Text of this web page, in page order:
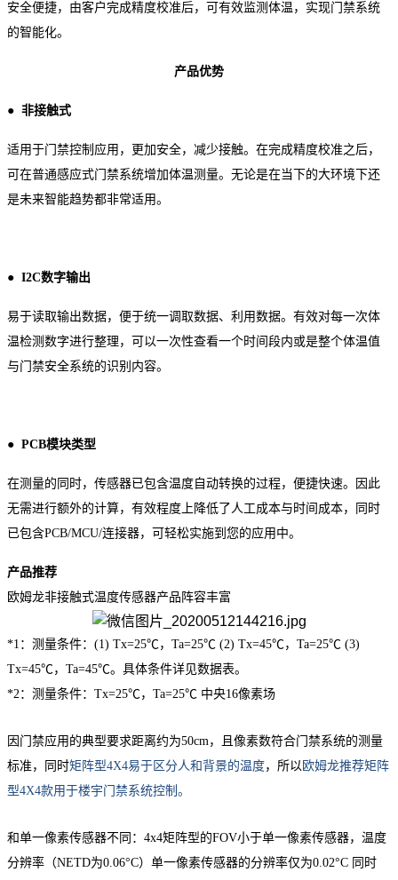
安全便捷，由客户完成精度校准后，可有效监测体温，实现门禁系统
的智能化。
产品优势
● 非接触式
适用于门禁控制应用，更加安全，减少接触。在完成精度校准之后，
可在普通感应式门禁系统增加体温测量。无论是在当下的大环境下还
是未来智能趋势都非常适用。
● I2C数字输出
易于读取输出数据，便于统一调取数据、利用数据。有效对每一次体
温检测数字进行整理，可以一次性查看一个时间段内或是整个体温值
与门禁安全系统的识别内容。
● PCB模块类型
在测量的同时，传感器已包含温度自动转换的过程，便捷快速。因此
无需进行额外的计算，有效程度上降低了人工成本与时间成本，同时
已包含PCB/MCU/连接器，可轻松实施到您的应用中。
产品推荐
欧姆龙非接触式温度传感器产品阵容丰富
*1：测量条件：(1) Tx=25℃，Ta=25℃ (2) Tx=45℃，Ta=25℃ (3)
Tx=45℃，Ta=45℃。具体条件详见数据表。
*2：测量条件：Tx=25℃，Ta=25℃ 中央16像素场
因门禁应用的典型要求距离约为50cm，且像素数符合门禁系统的测量
标准，同时矩阵型4X4易于区分人和背景的温度，所以 欧姆龙推荐矩阵
型4X4款用于楼宇门禁系统控制。
和单一像素传感器不同：4x4矩阵型的FOV小于单一像素传感器，温度
分辨率（NETD为0.06°C）单一像素传感器的分辨率仅为0.02°C 同时